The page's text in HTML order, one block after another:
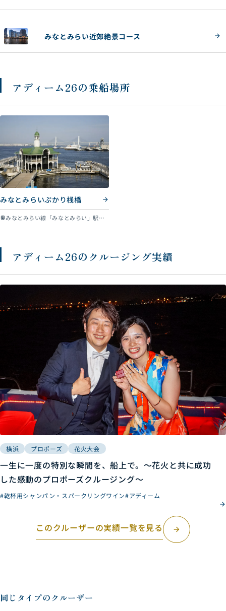
みなとみらい近郊絶景コース
アディーム26の乗船場所
みなとみらいぷかり桟橋
trainみなとみらい線「みなとみらい」駅ク
アディーム26のクルージング実績
横浜 プロポーズ 花火大会
一生に一度の特別な瞬間を、船上で。～花火と共に成功
した感動のプロポーズクルージング～
#乾杯用シャンパン・スパークリングワイン#アディーム
このクルーザーの実績一覧を見る arrow_forward
同じタイプのクルーザー